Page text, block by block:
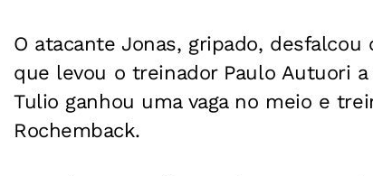
O atacante Jonas, gripado,
que levou o treinador Paulo Autuori
Tulio ganhou uma vaga no meio e
Rochemback.